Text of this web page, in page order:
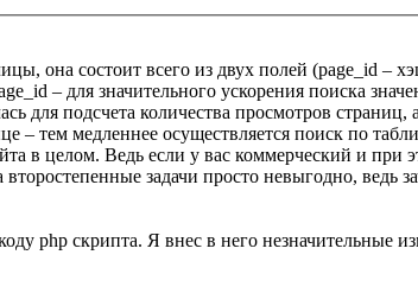
она состоит всего из двух полей (page_id –
– для значительного ускорения поиска
для подсчета количества просмотров
– тем медленнее осуществляется поиск по
в целом. Ведь если у вас коммерческий и при
задачи просто невыгодно, ведь
php скрипта. Я внес в него незначительные